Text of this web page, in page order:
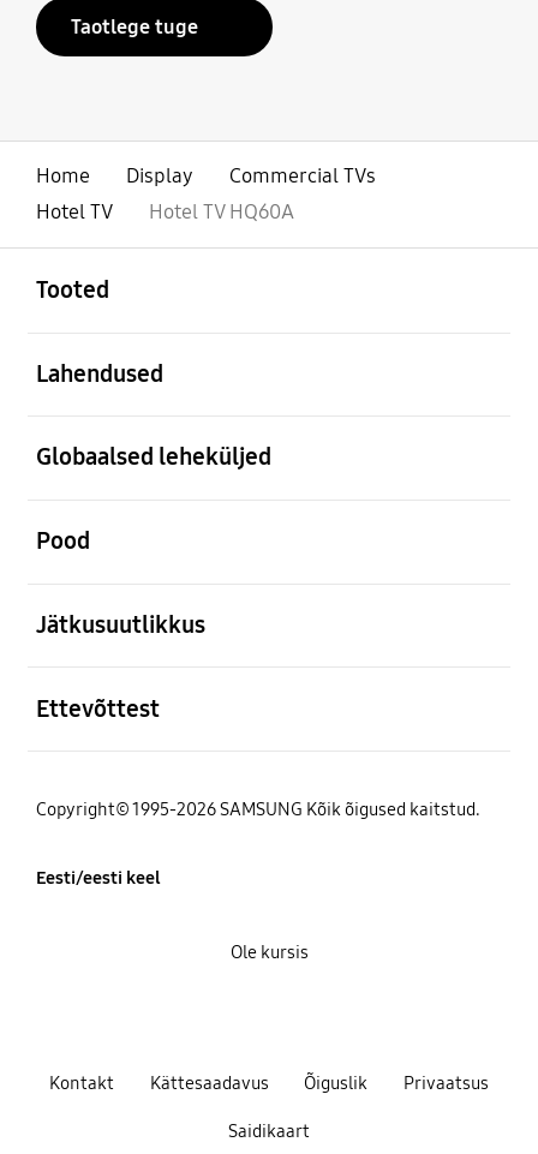
Taotlege tuge
Home Display
Commercial TVs
Hotel TV
Hotel TV HQ60A
Tooted
Lahendused
Globaalsed leheküljed
Pood
Jätkusuutlikkus
Ettevõttest
Copyright© 1995-2026 SAMSUNG Kõik õigused kaitstud.
Eesti/eesti keel
Kontakt Kättesaadavus Õiguslik Privaatsus
Saidikaart
Ole kursis